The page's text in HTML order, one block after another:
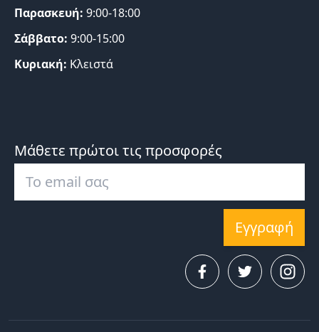
Παρασκευή: 9:00-18:00
Σάββατο: 9:00-15:00
Κυριακή: Κλειστά
Μάθετε πρώτοι τις προσφορές
Εγγραφή